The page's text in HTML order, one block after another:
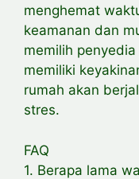
menghemat
keamanan dan
memilih
memiliki
rumah akan
stres.
FAQ
1. Berapa lama